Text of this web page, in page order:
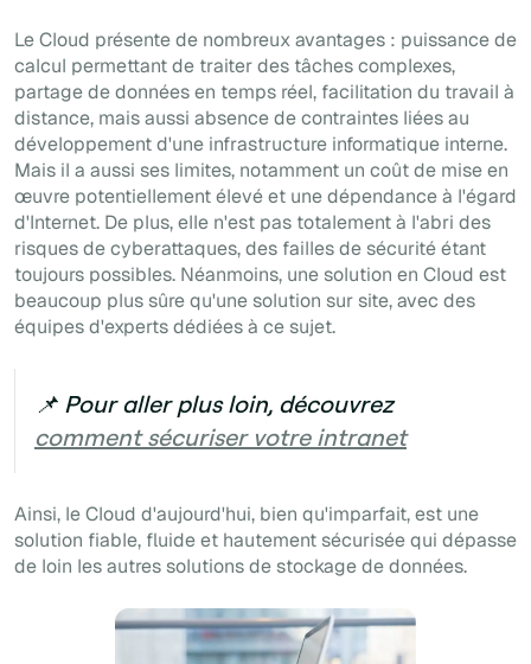
Le Cloud présente de nombreux avantages : puissance de
calcul permettant de traiter des tâches complexes,
partage de données en temps réel, facilitation du travail à
distance, mais aussi absence de contraintes liées au
développement d'une infrastructure informatique interne.
Mais il a aussi ses limites, notamment un coût de mise en
œuvre potentiellement élevé et une dépendance à l'égard
d'Internet. De plus, elle n'est pas totalement à l'abri des
risques de cyberattaques, des failles de sécurité étant
toujours possibles. Néanmoins, une solution en Cloud est
beaucoup plus sûre qu'une solution sur site,avec des
équipes d'experts dédiées à ce sujet.
📌 Pour aller plus loin, découvrez
comment sécuriser votre intranet
Ainsi, le Cloud d'aujourd'hui, bien qu'imparfait, est une
solution fiable, fluide et hautement sécurisée qui dépasse
de loin les autres solutions de stockage de données.